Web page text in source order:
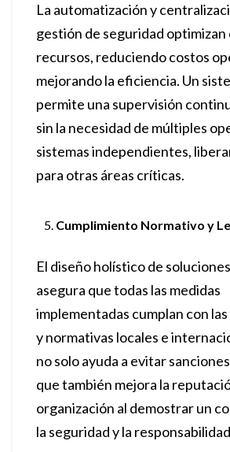
La automatización y
gestión de seguridad optimizan
recursos, reduciendo costos
mejorando la eficiencia. Un
permite una supervisión
sin la necesidad de múltiples
sistemas independientes,
para otras áreas críticas.
Cumplimiento Normativo y
El diseño holístico de
asegura que todas las medidas
implementadas cumplan con
y normativas locales e
no solo ayuda a evitar
que también mejora la
organización al demostrar un
la seguridad y la